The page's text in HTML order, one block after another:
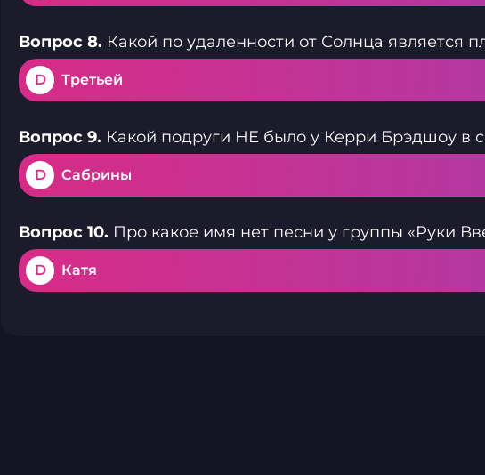
Вопрос 8. Какой по удаленности от Солнца является
D Третьей
Вопрос 9. Какой подруги НЕ было у Керри Брэдшоу в
D Сабрины
Вопрос 10. Про какое имя нет песни у группы «Руки
D Катя